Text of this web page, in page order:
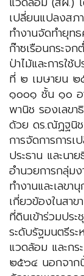
เปลี่ยนแปลงสภ
ทำงานจัดทำยุท
ก๊าซเรือนกระจก
ป่าไม้และการใ
ที่ ๒ เมษายน ๒
๑๐๐๑ ชั้น ๑๐ อ
พานิช รองเลขา
ด้วย ดร.ณัฏฐนิ
การจัดการการ
ประธาน และน
อำนวยการกลุ่ม
ทำงานและเลข
เกี่ยวข้องในสาข
ที่ดินเข้าร่วมปร
ระดับรัฐมนตรีร
แวดล้อม และก
๒๕๖๔ นอกจาก